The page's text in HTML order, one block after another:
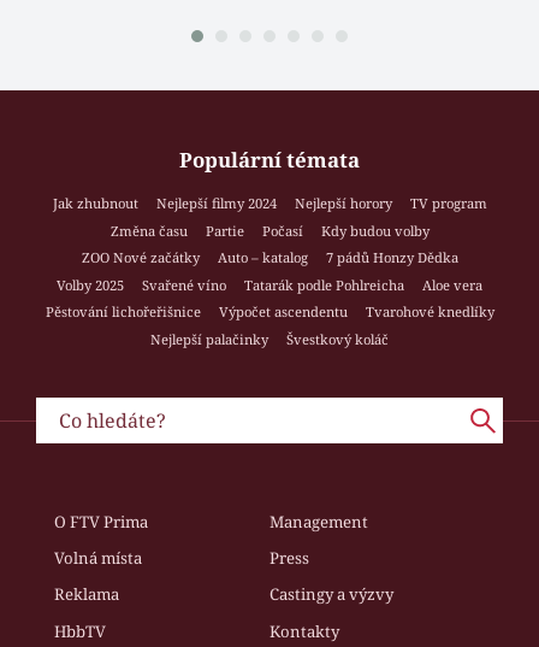
Populární témata
Jak zhubnout Nejlepší filmy 2024 Nejlepší horory
TV program
Změna času
Partie Počasí
Kdy budou volby
ZOO Nové začátky
Auto – katalog
7 pádů Honzy Dědka
Volby 2025
Svařené víno Tatarák podle Pohlreicha
Aloe vera
Pěstování lichořeřišnice
Výpočet ascendentu
Tvarohové knedlíky
Nejlepší palačinky
Švestkový koláč
O FTV Prima
Management
Volná místa
Press
Reklama
Castingy a výzvy
HbbTV
Kontakty